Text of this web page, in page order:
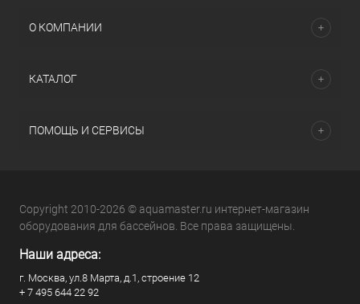
О КОМПАНИИ
КАТАЛОГ
ПОМОЩЬ И СЕРВИСЫ
Copyright 2010-2026 © aquamaster.ru интернет-магазин
оборудования для бассейнов. Все права защищены.
Наши адреса:
г. Москва, ул.8 Марта, д.1, строение 12
+ 7 495 644 22 92